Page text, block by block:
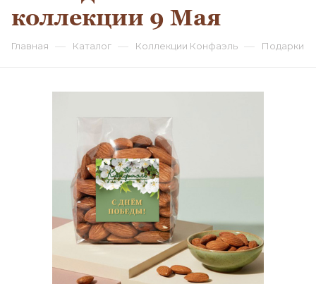
коллекции 9 Мая
Главная — Каталог — Коллекции Конфаэль — Подарки